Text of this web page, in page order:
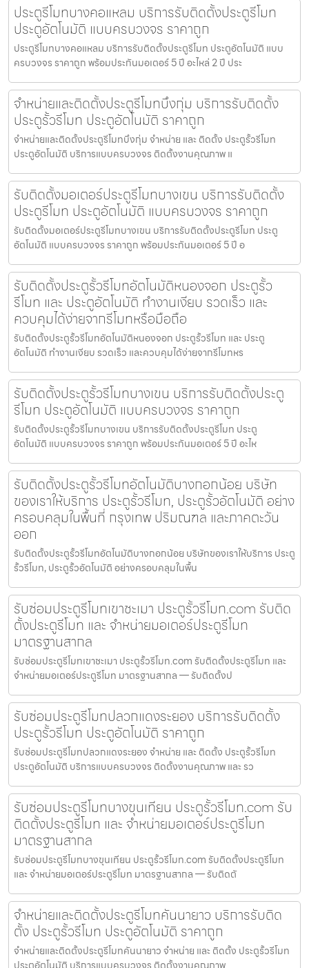
ประตูรีโมทบางคอแหลม บริการรับติดตั้งประตูรีโมท
ประตูอัตโนมัติ แบบครบวงจร ราคาถูก
ประตูรีโมทบางคอแหลม บริการรับติดตั้งประตูรีโมท ประตูอัตโนมัติ แบบ
ครบวงจร ราคาถูก พร้อมประกันมอเตอร์ 5 ปี อะไหล่ 2 ปี ประ
จำหน่ายและติดตั้งประตูรีโมทบึงกุ่ม บริการรับติดตั้ง
ประตูรั้วรีโมท ประตูอัตโนมัติ ราคาถูก
จำหน่ายและติดตั้งประตูรีโมทบึงกุ่ม จำหน่าย และ ติดตั้ง ประตูรั้วรีโมท
ประตูอัตโนมัติ บริการแบบครบวงจร ติดตั้งงานคุณภาพ แ
รับติดตั้งมอเตอร์ประตูรีโมทบางเขน บริการรับติดตั้ง
ประตูรีโมท ประตูอัตโนมัติ แบบครบวงจร ราคาถูก
รับติดตั้งมอเตอร์ประตูรีโมทบางเขน บริการรับติดตั้งประตูรีโมท ประตู
อัตโนมัติ แบบครบวงจร ราคาถูก พร้อมประกันมอเตอร์ 5 ปี อ
รับติดตั้งประตูรั้วรีโมทอัตโนมัติหนองจอก ประตูรั้ว
รีโมท และ ประตูอัตโนมัติ ทำงานเงียบ รวดเร็ว และ
ควบคุมได้ง่ายจากรีโมทหรือมือถือ
รับติดตั้งประตูรั้วรีโมทอัตโนมัติหนองจอก ประตูรั้วรีโมท และ ประตู
อัตโนมัติ ทำงานเงียบ รวดเร็ว และควบคุมได้ง่ายจากรีโมทหร
รับติดตั้งประตูรั้วรีโมทบางเขน บริการรับติดตั้งประตู
รีโมท ประตูอัตโนมัติ แบบครบวงจร ราคาถูก
รับติดตั้งประตูรั้วรีโมทบางเขน บริการรับติดตั้งประตูรีโมท ประตู
อัตโนมัติ แบบครบวงจร ราคาถูก พร้อมประกันมอเตอร์ 5 ปี อะไห
รับติดตั้งประตูรั้วรีโมทอัตโนมัติบางกอกน้อย บริษัท
ของเราให้บริการ ประตูรั้วรีโมท, ประตูรั้วอัตโนมัติ อย่าง
ครอบคลุมในพื้นที่ กรุงเทพ ปริมณฑล และภาคตะวัน
ออก
รับติดตั้งประตูรั้วรีโมทอัตโนมัติบางกอกน้อย บริษัทของเราให้บริการ ประตู
รั้วรีโมท, ประตูรั้วอัตโนมัติ อย่างครอบคลุมในพื้น
รับซ่อมประตูรีโมทเขาชะเมา ประตูรั้วรีโมท.com รับติด
ตั้งประตูรีโมท และ จำหน่ายมอเตอร์ประตูรีโมท
มาตรฐานสากล
รับซ่อมประตูรีโมทเขาชะเมา ประตูรั้วรีโมท.com รับติดตั้งประตูรีโมท และ
จำหน่ายมอเตอร์ประตูรีโมท มาตรฐานสากล — รับติดตั้งป
รับซ่อมประตูรีโมทปลวกแดงระยอง บริการรับติดตั้ง
ประตูรั้วรีโมท ประตูอัตโนมัติ ราคาถูก
รับซ่อมประตูรีโมทปลวกแดงระยอง จำหน่าย และ ติดตั้ง ประตูรั้วรีโมท
ประตูอัตโนมัติ บริการแบบครบวงจร ติดตั้งงานคุณภาพ และ รว
รับซ่อมประตูรีโมทบางขุนเทียน ประตูรั้วรีโมท.com รับ
ติดตั้งประตูรีโมท และ จำหน่ายมอเตอร์ประตูรีโมท
มาตรฐานสากล
รับซ่อมประตูรีโมทบางขุนเทียน ประตูรั้วรีโมท.com รับติดตั้งประตูรีโมท
และ จำหน่ายมอเตอร์ประตูรีโมท มาตรฐานสากล — รับติดตั
จำหน่ายและติดตั้งประตูรีโมทคันนายาว บริการรับติด
ตั้ง ประตูรั้วรีโมท ประตูอัตโนมัติ ราคาถูก
จำหน่ายและติดตั้งประตูรีโมทคันนายาว จำหน่าย และ ติดตั้ง ประตูรั้วรีโมท